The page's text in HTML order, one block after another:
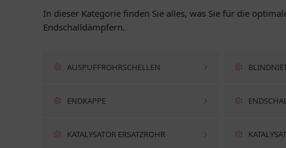
In dieser Kategorie finden Sie alles, was Sie für die
Endschalldämpfern.
AUSPUFFROHRSCHELLEN
ENDKAPPE
KATALYSATOR ERSATZROHR